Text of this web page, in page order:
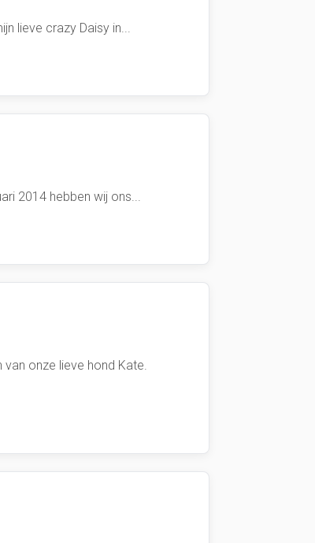
lieve crazy Daisy in...
2014 hebben wij ons...
van onze lieve hond Kate.